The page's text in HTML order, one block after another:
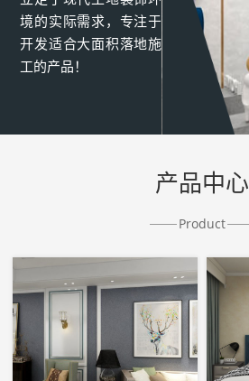
境的实际需求，专注于
开发适合大面积落地施
工的产品！
产品中心
Product